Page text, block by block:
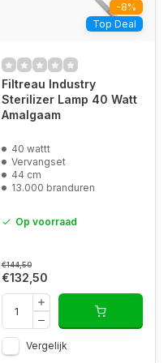
-8%
Top Deal
Filtreau Industry
Sterilizer Lamp 40 Watt
Amalgaam
40 wattt
Vervangset
44 cm
13.000 branduren
Op voorraad
€144,50
€132,50
Vergelijk